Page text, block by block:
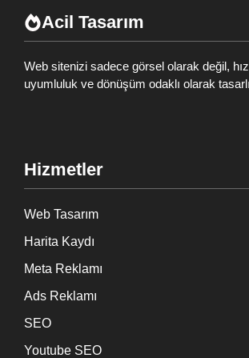
Acil Tasarım
Web sitenizi sadece görsel olarak değil,
uyumluluk ve dönüşüm odaklı olarak
Hizmetler
Web Tasarım
Harita Kaydı
Meta Reklamı
Ads Reklamı
SEO
Youtube SEO